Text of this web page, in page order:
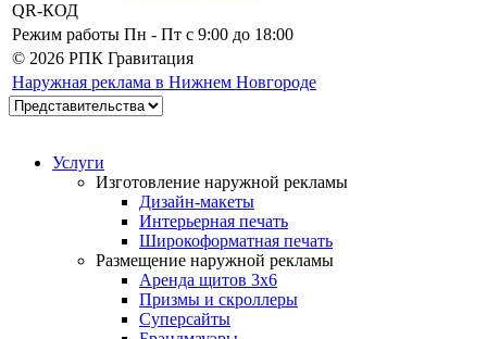
QR-КОД
Режим работы Пн - Пт c 9:00 до 18:00
© 2026 РПК Гравитация
Наружная реклама в Нижнем Новгороде
Услуги
Изготовление наружной рекламы
Дизайн-макеты
Интерьерная печать
Широкоформатная печать
Размещение наружной рекламы
Аренда щитов 3х6
Призмы и скроллеры
Суперсайты